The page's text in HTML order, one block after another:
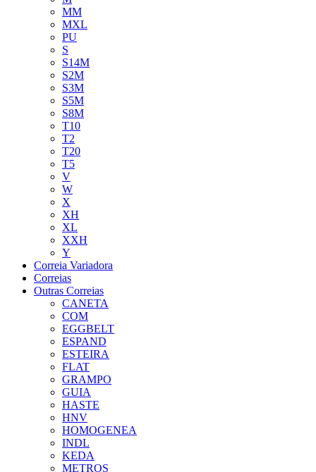
MM
MXL
PU
S
S14M
S2M
S3M
S5M
S8M
T10
T2
T20
T5
V
W
X
XH
XL
XXH
Y
Correia Variadora
Correias
Outras Correias
CANETA
COM
EGGBELT
ESPAND
ESTEIRA
FLAT
GRAMPO
GUIA
HASTE
HNV
HOMOGENEA
INDL
KEDA
METROS